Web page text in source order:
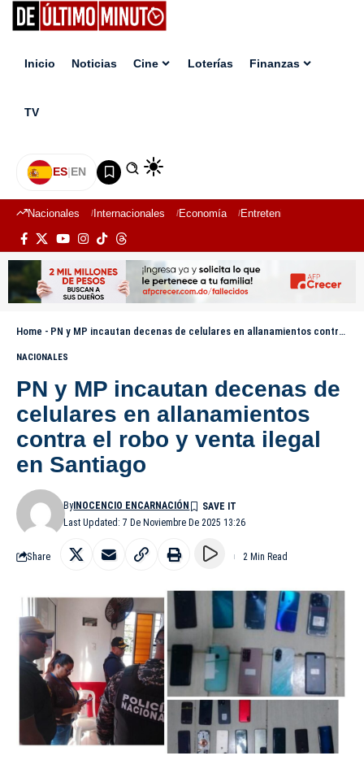
Inicio Noticias Cine Loterías Finanzas
TV
ES|EN
Nacionales Internacionales Economía Entretenimiento
Home - PN y MP incautan decenas de celulares en allanamientos contra el robo y venta ilegal en Santiago
NACIONALES
PN y MP incautan decenas de
celulares en allanamientos
contra el robo y venta ilegal
en Santiago
Last Updated: 7 De Noviembre De 2025 13:26
ByINOCENCIO ENCARNACIÓN
Share 2 Min Read